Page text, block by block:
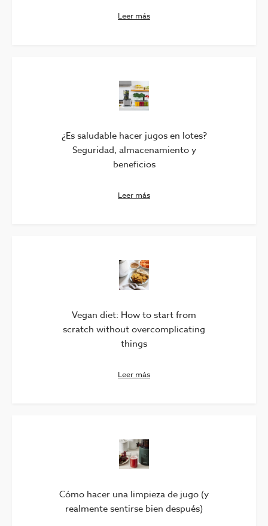
Leer más
¿Es saludable hacer jugos en lotes?
Seguridad, almacenamiento y
beneficios
Leer más
Vegan diet: How to start from
scratch without overcomplicating
things
Leer más
Cómo hacer una limpieza de jugo (y
realmente sentirse bien después)